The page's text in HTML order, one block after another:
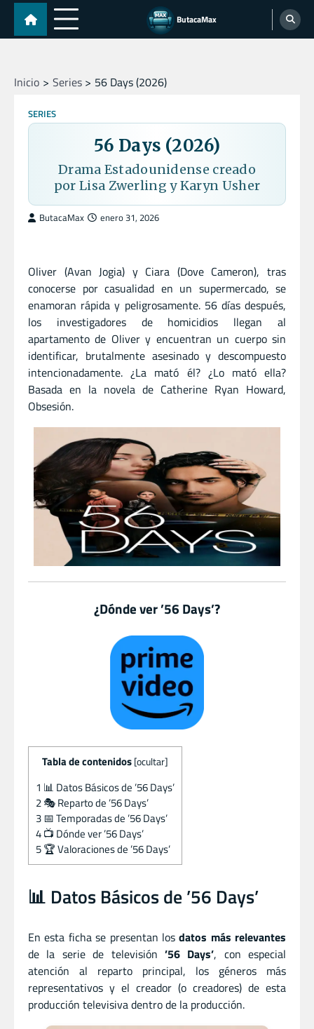
Skip
content
ButacaMax
Inicio Series 56 Days (2026)
SERIES
56 Days (2026)
Drama Estadounidense creado
por Lisa Zwerling y Karyn Usher
ButacaMax enero 31, 2026
Oliver (Avan Jogia) y Ciara (Dove Cameron), tras
conocerse por casualidad en un supermercado, se
enamoran rápida y peligrosamente. 56 días después,
los investigadores de homicidios llegan al
apartamento de Oliver y encuentran un cuerpo sin
identificar, brutalmente asesinado y descompuesto
intencionadamente. ¿La mató él? ¿Lo mató ella?
Basada en la novela de Catherine Ryan Howard,
Obsesión.
¿Dónde ver ’56 Days’?
Tabla de contenidos [ocultar]
1 📊 Datos Básicos de ’56 Days’
2🎭 Reparto de ’56 Days’
3📅 Temporadas de ’56 Days’
4📺 Dónde ver ’56 Days’
5🏆 Valoraciones de ’56 Days’
📊 Datos Básicos de ’56 Days’
En esta ficha se presentan losdatos más relevantes
de la serie de televisión ’56 Days’, con especial
atención al reparto principal, los géneros más
representativos y el creador (o creadores) de esta
producción televisiva dentro de la producción.